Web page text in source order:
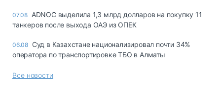
07.08 ADNOC выделила 1,3 млрд долларов на покупку 11
танкеров после выхода ОАЭ из ОПЕК
06.08 Суд в Казахстане национализировал почти 34%
оператора по транспортировке ТБО в Алматы
Все новости